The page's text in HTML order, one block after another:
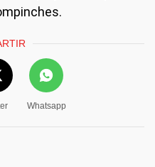
Whatsapp